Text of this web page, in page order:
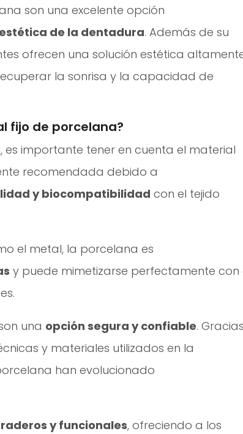
son una excelente opción
de la dentadura. Además de su
ofrecen una solución estética
la sonrisa y la capacidad de
fijo de porcelana?
importante tener en cuenta el material
recomendada debido a
y biocompatibilidad con el tejido
el metal, la porcelana es
y puede mimetizarse perfectamente con
una opción segura y confiable.
y materiales utilizados en la
han evolucionado
y funcionales, ofreciendo a los